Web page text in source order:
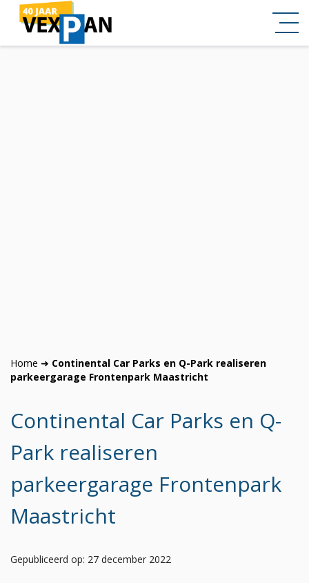
Home ➜ Continental Car Parks en Q-Park realiseren
parkeergarage Frontenpark Maastricht
Continental Car Parks en Q-
Park realiseren
parkeergarage Frontenpark
Maastricht
Gepubliceerd op: 27 december 2022